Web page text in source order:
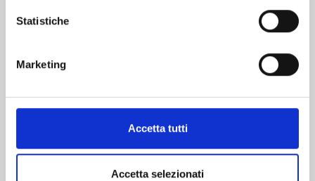
Statistiche
Marketing
Accetta tutti
Accetta selezionati
27/01/2026